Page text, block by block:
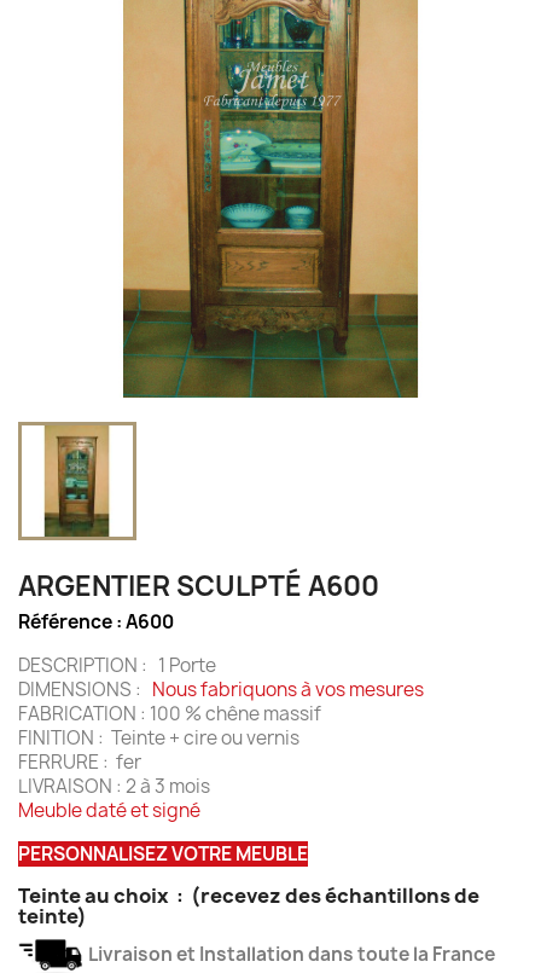
ARGENTIER SCULPTÉ A600
Référence :A600
DESCRIPTION : 1 Porte
DIMENSIONS : Nous fabriquons à vos mesures
FABRICATION : 100 % chêne massif
FINITION : Teinte + cire ou vernis
FERRURE : fer
LIVRAISON : 2 à 3 mois
Meuble daté et signé
PERSONNALISEZ VOTRE MEUBLE
Teinte au choix : (recevez des échantillons de
teinte)
Livraison et Installation dans toute la France